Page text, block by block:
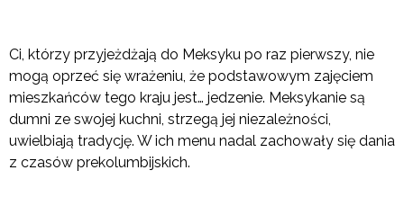
Ci, którzy przyjeżdżają do Meksyku po raz pierwszy, nie
mogą oprzeć się wrażeniu, że podstawowym zajęciem
mieszkańców tego kraju jest… jedzenie. Meksykanie są
dumni ze swojej kuchni, strzegą jej niezależności,
uwielbiają tradycję. W ich menu nadal zachowały się dania
z czasów prekolumbijskich.